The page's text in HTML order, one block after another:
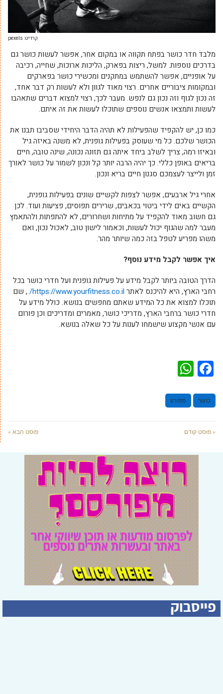
קרדיט: pexels
מלבד חדר כושר בפתח תקווה או במקום אחר, אפשר לעשות כושר גם
בדרכים נוספות. למשל, ריצות בפארק, הליכות ארוכות, שחייה, רכיבה
על אופניים, אפשר להשתמש במתקנים ומכשירי כושר בפארקים
ובמקומות ציבוריים אחרים. רצוי מאוד לגוון ולא לעשות רק דבר אחד,
זה נכון לגוף וזה נכון גם לנפש. מעבר לכך, רצוי למצוא דברים שתאהבו
לעשות ותמצאו אנשים נוספים שתוכלו לעשות את זה איתם.
כמו כן, יש להקפיד שהפעילות לא תהיה הדבר היחידי שסביבו תבנו את
הכושר שלכם. כל מי שעוסק בפעילות גופנית, לא משנה באיזה גיל
ובאיזו רמה, צריך לשלב ביחד איתה גם תזונה נכונה, שינה טובה, חיים
בריאים באופן כללי. כך יהיה הרבה יותר קל ונכון לשמור על כושר לאורך
זמן ולייצר לעצמכם סגנון חיים בריא ונכון.
אחרי גיל ארבעים, אפשר לצפות לקשיים שונים בפעילות גופנית,
הקשיים באים לידי ביטוי בכאבים, שרירים תפוסים, פציעות ועוד. לכן
גם חשוב מאוד להקפיד על מתיחות ושחרורים, לא להתפתות ולהתאמץ
מעבר למה שהגוף יכול לעשות, וכאמור לישון טוב, לאכול נכון, ואם
משהו מפריע לטפל בזה כמה שיותר מהר.
איך אפשר לקבל מידע נוסף?
הדרך הטובה ביותר לקבל מידע על פעילות גופנית ועל חדרי כושר בכל
רחבי הארץ, היא להיכנס לאתרhttps://www.yourfitness.co.il/ , שם
תוכלו למצוא את כל המידע שאתם מחפשים בנושא. כולל מידע על
חדרי כושר ברחבי הארץ, מדריכי כושר, מאמרים ומדריכים וכן פורום
עם אנשי מקצוע שישמחו לענות על כל שאלה בנושא.
Facebook
כושר ספורט
« פוסט קודם פוסט הבא »